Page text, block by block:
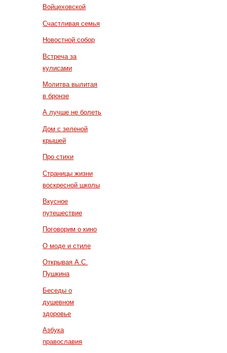
Войцеховской
Счастливая семья
Новостной собор
Встреча за
кулисами
Молитва вылитая
в бронзе
А лучше не болеть
Дом с зеленой
крышей
Про стихи
Страницы жизни
воскресной школы
Вкусное
путешествие
Поговорим о кино
О моде и стиле
Открывая А.С.
Пушкина
Беседы о
душевном
здоровье
Азбука
православия